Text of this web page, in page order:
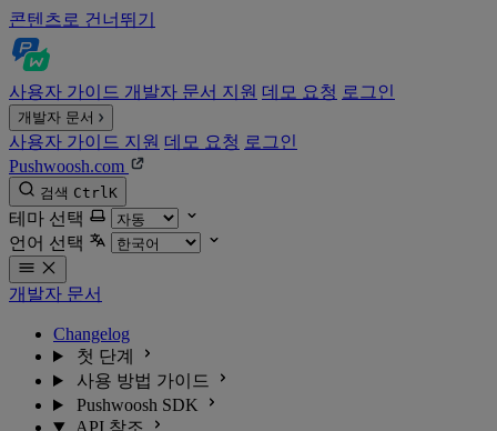
콘텐츠로 건너뛰기
사용자 가이드 개발자 문서 지원 데모 요청 로그인
개발자 문서
사용자 가이드 지원 데모 요청 로그인
Pushwoosh.com
검색 CtrlK
테마 선택
언어 선택
개발자 문서
Changelog
첫 단계
사용 방법 가이드
Pushwoosh SDK
API 참조